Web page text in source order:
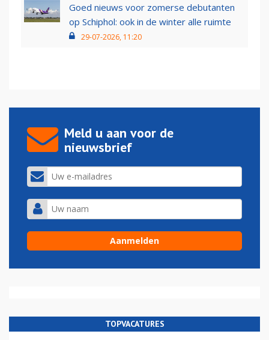
Goed nieuws voor zomerse debutanten
op Schiphol: ook in de winter alle ruimte
29-07-2026, 11:20
Meld u aan voor de
nieuwsbrief
TOPVACATURES